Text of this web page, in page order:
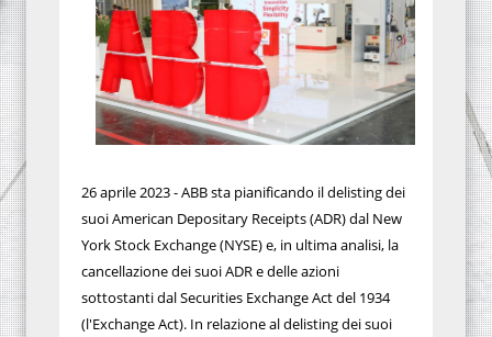
26 aprile 2023 - ABB sta pianificando il delisting dei
suoi American Depositary Receipts (ADR) dal New
York Stock Exchange (NYSE) e, in ultima analisi, la
cancellazione dei suoi ADR e delle azioni
sottostanti dal Securities Exchange Act del 1934
(l'Exchange Act). In relazione al delisting dei suoi